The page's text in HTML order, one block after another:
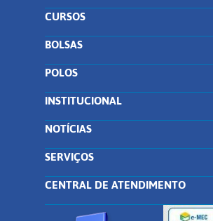
CURSOS
BOLSAS
POLOS
INSTITUCIONAL
NOTÍCIAS
SERVIÇOS
CENTRAL DE ATENDIMENTO